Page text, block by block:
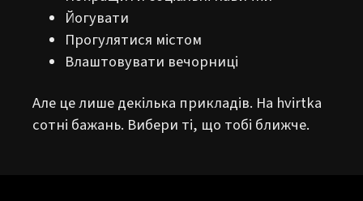
Йогувати
Прогулятися містом
Влаштовувати вечорниці
Але це лише декілька прикладів. На hvirtka
сотні бажань. Вибери ті, що тобі ближче.